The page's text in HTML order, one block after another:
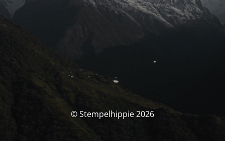
© Stempelhippie 2026